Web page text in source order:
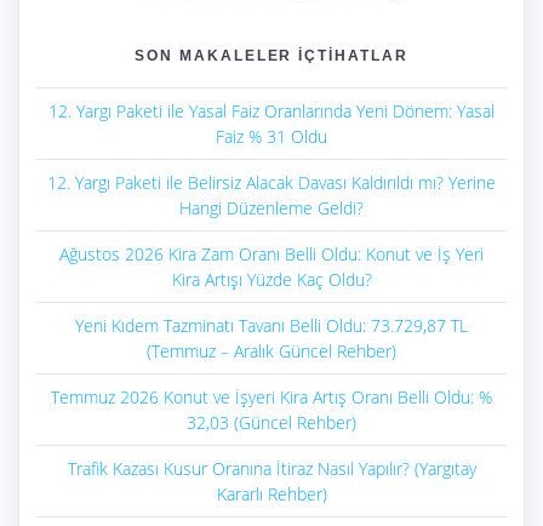
SON MAKALELER İÇTIHATLAR
12. Yargı Paketi ile Yasal Faiz Oranlarında Yeni Dönem: Yasal
Faiz % 31 Oldu
12. Yargı Paketi ile Belirsiz Alacak Davası Kaldırıldı mı? Yerine
Hangi Düzenleme Geldi?
Ağustos 2026 Kira Zam Oranı Belli Oldu: Konut ve İş Yeri
Kira Artışı Yüzde Kaç Oldu?
Yeni Kıdem Tazminatı Tavanı Belli Oldu: 73.729,87 TL
(Temmuz – Aralık Güncel Rehber)
Temmuz 2026 Konut ve İşyeri Kira Artış Oranı Belli Oldu: %
32,03 (Güncel Rehber)
Trafik Kazası Kusur Oranına İtiraz Nasıl Yapılır? (Yargıtay
Kararlı Rehber)